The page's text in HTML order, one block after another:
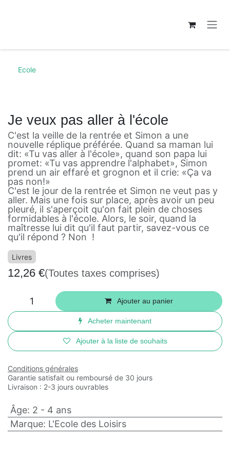
Ecole
Je veux pas aller à l'école
C'est la veille de la rentrée et Simon a une
nouvelle réplique préférée. Quand sa maman lui
dit: «Tu vas aller à l'école», quand son papa lui
promet: «Tu vas apprendre l'alphabet», Simon
prend un air effaré et grognon et il crie: «Ça va
pas non!»
C'est le jour de la rentrée et Simon ne veut pas y
aller. Mais une fois sur place, après avoir un peu
pleuré, il s'aperçoit qu'on fait plein de choses
formidables à l'école. Alors, le soir, quand la
maîtresse lui dit qu'il faut partir, savez-vous ce
qu'il répond ? Non !
Livres
12,26€(Toutes taxes comprises)
Ajouter au panier
Acheter maintenant
Ajouter à la liste de souhaits
Conditions générales
Garantie satisfait ou remboursé de 30 jours
Livraison : 2-3 jours ouvrables
Âge: 2 - 4 ans
Marque: L'Ecole des Loisirs